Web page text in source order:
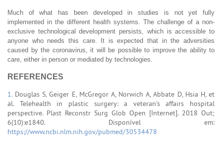
Much of what has been developed in studies is not yet fully
implemented in the different health systems. The challenge of a non-
exclusive technological development persists, which is accessible to
anyone who needs this care. It is expected that in the adversities
caused by the coronavirus, it will be possible to improve the ability to
care, either in person or mediated by technologies.
REFERENCES
1. Douglas S, Geiger E, McGregor A, Norwich A, Abbate D, Hsia H, et
al. Telehealth in plastic surgery: a veteran's affairs hospital
perspective. Plast Reconstr Surg Glob Open [Internet]. 2018 Out;
6(10):e1840. Disponível em:
https://www.ncbi.nlm.nih.gov/pubmed/30534478